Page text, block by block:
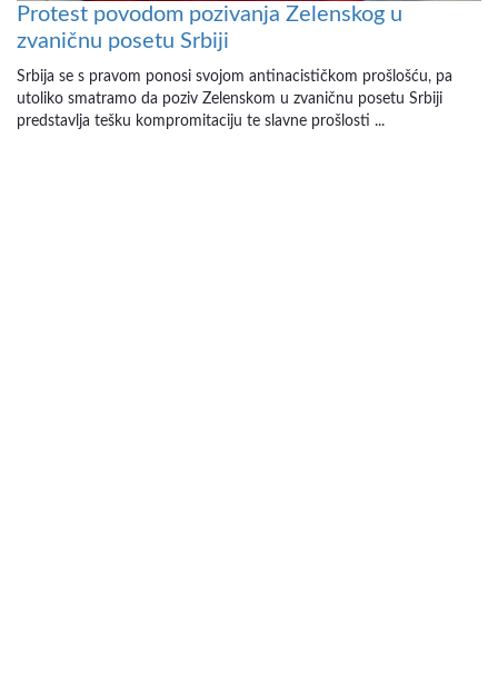
Protest povodom pozivanja Zelenskog u
zvaničnu posetu Srbiji
Srbija se s pravom ponosi svojom antinacističkom prošlošću, pa
utoliko smatramo da poziv Zelenskom u zvaničnu posetu Srbiji
predstavlja tešku kompromitaciju te slavne prošlosti ...